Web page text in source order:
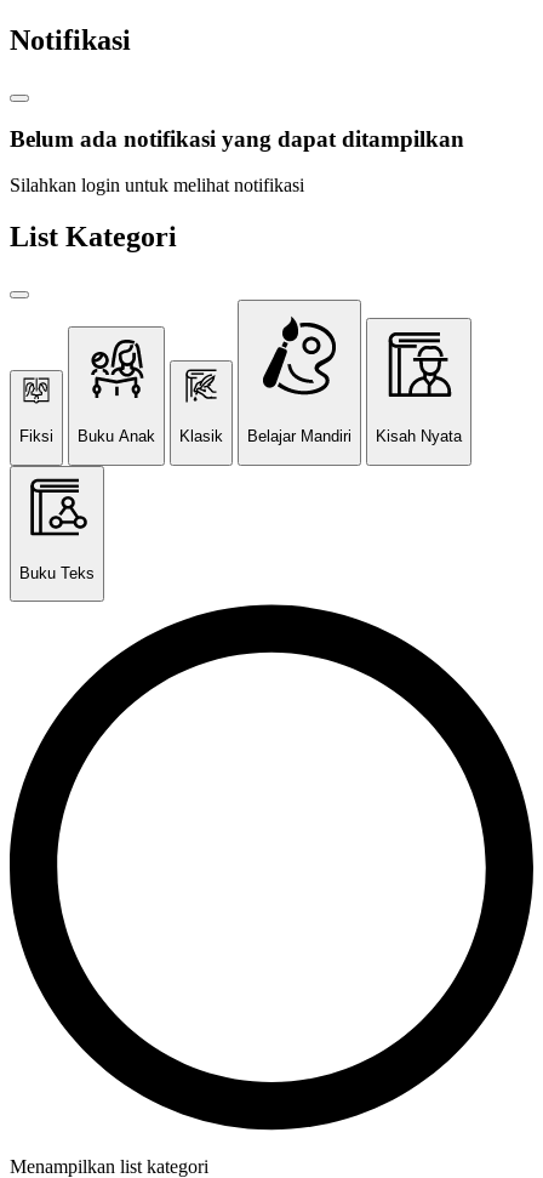
Notifikasi
Belum ada notifikasi yang dapat ditampilkan
Silahkan login untuk melihat notifikasi
List Kategori
Fiksi Buku Anak Klasik Belajar Mandiri Kisah Nyata
Buku Teks
Menampilkan list kategori